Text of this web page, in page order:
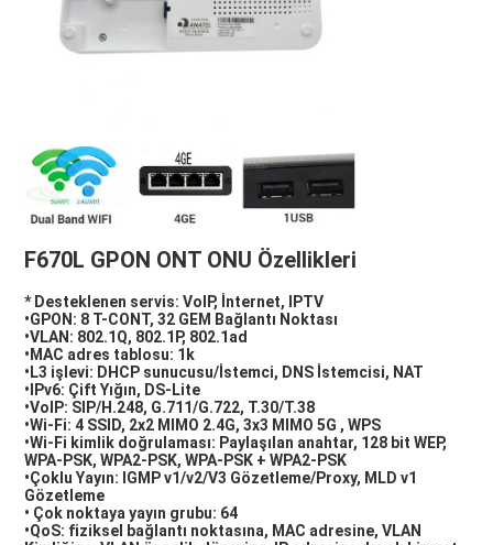
F670L GPON ONT ONU Özellikleri
* Desteklenen servis: VoIP, İnternet, IPTV
•GPON: 8 T-CONT, 32 GEM Bağlantı Noktası
•VLAN: 802.1Q, 802.1P, 802.1ad
•MAC adres tablosu: 1k
•L3 işlevi: DHCP sunucusu/İstemci, DNS İstemcisi, NAT
•IPv6: Çift Yığın, DS-Lite
•VoIP: SIP/H.248, G.711/G.722, T.30/T.38
•Wi-Fi: 4 SSID, 2x2 MIMO 2.4G, 3x3 MIMO 5G , WPS
•Wi-Fi kimlik doğrulaması: Paylaşılan anahtar, 128 bit WEP,
WPA-PSK, WPA2-PSK, WPA-PSK + WPA2-PSK
•Çoklu Yayın: IGMP v1/v2/V3 Gözetleme/Proxy, MLD v1
Gözetleme
• Çok noktaya yayın grubu: 64
•QoS: fiziksel bağlantı noktasına, MAC adresine, VLAN